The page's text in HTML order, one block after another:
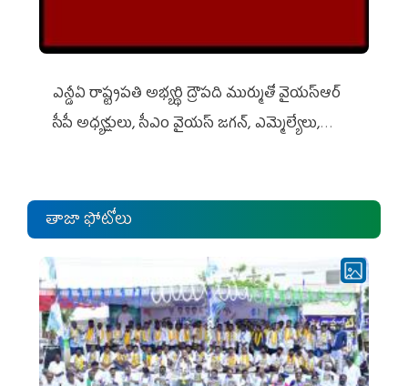
ఎన్డీఏ రాష్ట్ర‌ప‌తి అభ్య‌ర్థి ద్రౌప‌ది ముర్ముతో వైయ‌స్ఆర్
సీపీ అధ్య‌క్షులు, సీఎం వైయ‌స్ జ‌గ‌న్, ఎమ్మెల్యేలు,
తాజా ఫోటోలు